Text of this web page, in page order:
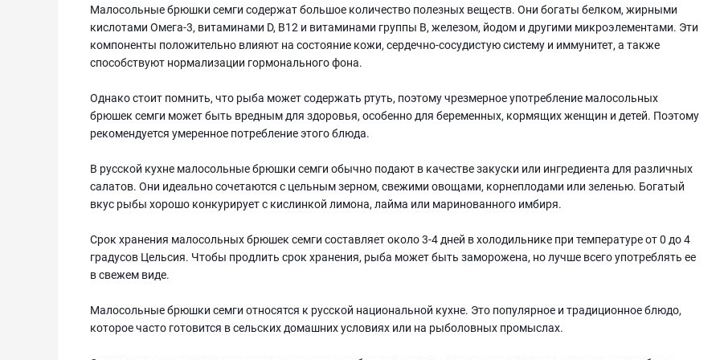
Малосольные брюшки семги содержат большое количество полезных веществ. Они богаты белком, жирными
кислотами Омега-3, витаминами D, В12 и витаминами группы В, железом, йодом и другими микроэлементами. Эти
компоненты положительно влияют на состояние кожи, сердечно-сосудистую систему и иммунитет, а также
способствуют нормализации гормонального фона.
Однако стоит помнить, что рыба может содержать ртуть, поэтому чрезмерное употребление малосольных
брюшек семги может быть вредным для здоровья, особенно для беременных, кормящих женщин и детей. Поэтому
рекомендуется умеренное потребление этого блюда.
В русской кухне малосольные брюшки семги обычно подают в качестве закуски или ингредиента для различных
салатов. Они идеально сочетаются с цельным зерном, свежими овощами, корнеплодами или зеленью. Богатый
вкус рыбы хорошо конкурирует с кислинкой лимона, лайма или маринованного имбиря.
Срок хранения малосольных брюшек семги составляет около 3-4 дней в холодильнике при температуре от 0 до 4
градусов Цельсия. Чтобы продлить срок хранения, рыба может быть заморожена, но лучше всего употреблять ее
в свежем виде.
Малосольные брюшки семги относятся к русской национальной кухне. Это популярное и традиционное блюдо,
которое часто готовится в сельских домашних условиях или на рыболовных промыслах.